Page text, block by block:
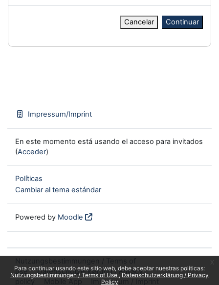
Para continuar usando este sitio web, debe aceptar nuestras políticas:
Nutzungsbestimmungen / Terms of Use
Datenschutzerklärung / Privacy
Policy
Cancelar Continuar
Impressum/Imprint
En este momento está usando el acceso para invitados
(Acceder)
Políticas
Cambiar al tema estándar
Powered by Moodle
use
Datenschutzerklärung / Privacy
policy
Mobile App Impressum / Imprint